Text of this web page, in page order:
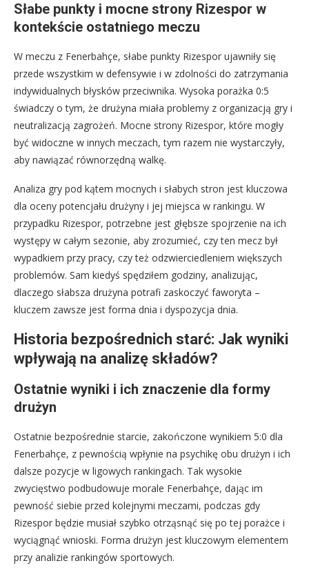
Słabe punkty i mocne strony Rizespor w
kontekście ostatniego meczu
W meczu z Fenerbahçe, słabe punkty Rizespor ujawniły się
przede wszystkim w defensywie i w zdolności do zatrzymania
indywidualnych błysków przeciwnika. Wysoka porażka 0:5
świadczy o tym, że drużyna miała problemy z organizacją gry i
neutralizacją zagrożeń. Mocne strony Rizespor, które mogły
być widoczne w innych meczach, tym razem nie wystarczyły,
aby nawiązać równorzędną walkę.
Analiza gry pod kątem mocnych i słabych stron jest kluczowa
dla oceny potencjału drużyny i jej miejsca w rankingu. W
przypadku Rizespor, potrzebne jest głębsze spojrzenie na ich
występy w całym sezonie, aby zrozumieć, czy ten mecz był
wypadkiem przy pracy, czy też odzwierciedleniem większych
problemów. Sam kiedyś spędziłem godziny, analizując,
dlaczego słabsza drużyna potrafi zaskoczyć faworyta –
kluczem zawsze jest forma dnia i dyspozycja dnia.
Historia bezpośrednich starć: Jak wyniki
wpływają na analizę składów?
Ostatnie wyniki i ich znaczenie dla formy
drużyn
Ostatnie bezpośrednie starcie, zakończone wynikiem 5:0 dla
Fenerbahçe, z pewnością wpłynie na psychikę obu drużyn i ich
dalsze pozycje w ligowych rankingach. Tak wysokie
zwycięstwo podbudowuje morale Fenerbahçe, dając im
pewność siebie przed kolejnymi meczami, podczas gdy
Rizespor będzie musiał szybko otrząsnąć się po tej porażce i
wyciągnąć wnioski. Forma drużyn jest kluczowym elementem
przy analizie rankingów sportowych.